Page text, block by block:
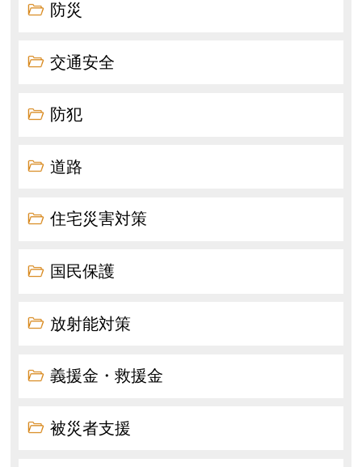
防災
交通安全
防犯
道路
住宅災害対策
国民保護
放射能対策
義援金・救援金
被災者支援